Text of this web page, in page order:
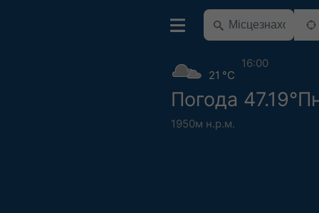
Погода
1950м н.р.м.
21 °C
16:00